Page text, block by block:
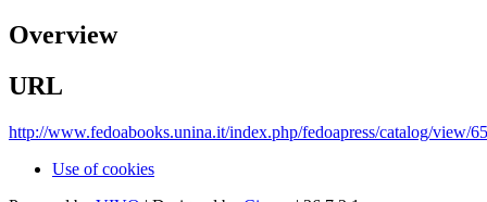
Overview
URL
http://www.fedoabooks.unina.it/index.php/fedoapress/catalog/view/
Use of cookies